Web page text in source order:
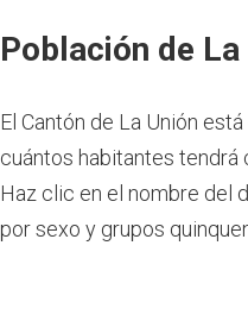
Población de
El Cantón de La Unión
cuántos habitantes tendrá
Haz clic en el nombre del
por sexo y grupos